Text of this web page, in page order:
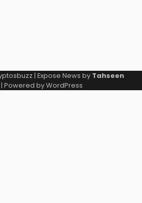
| Expose News by Tahseen
| Powered byWordPress